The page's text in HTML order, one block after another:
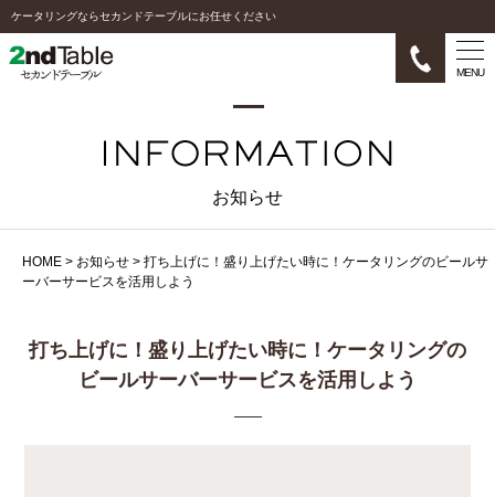
ケータリングならセカンドテーブルにお任せください
MENU
お知らせ
HOME > お知らせ > 打ち上げに！盛り上げたい時に！ケータリングのビールサ
ーバーサービスを活用しよう
打ち上げに！盛り上げたい時に！ケータリングの
ビールサーバーサービスを活用しよう